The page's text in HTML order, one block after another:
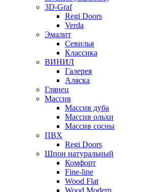
3D-Graf
Regi Doors
Verda
Эмалит
Севилья
Классика
ВИНИЛ
Галерея
Аляска
Глянец
Массив
Массив дуба
Массив ольхи
Массив сосны
ПВХ
Regi Doors
Шпон натуральный
Комфорт
Fine-line
Wood Flat
Wood Modern